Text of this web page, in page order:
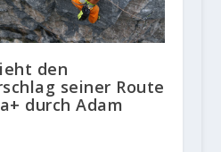
den
seiner Route
durch Adam